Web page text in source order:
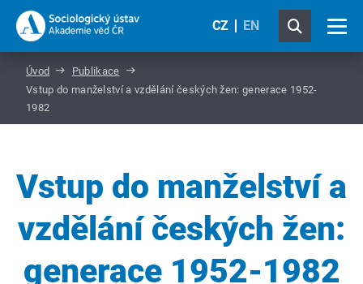
CZ EN
Úvod
Publikace
Vstup do manželství a vzdělání českých žen: generace 1952-
1982
Vstup do manželství a
vzdělání českých žen:
generace 1952-1982